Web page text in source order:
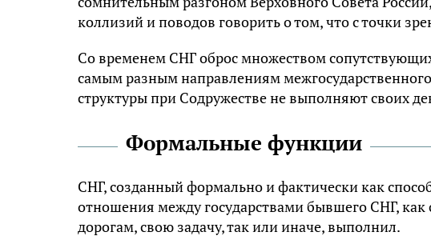
коллизий и поводов говорить о том, что с точки
Со временем СНГ оброс множеством
самым разным направлениям
структуры при Содружестве не выполняют своих
Формальные функции
СНГ, созданный формально и фактически как
отношения между государствами бывшего СНГ,
дорогам, свою задачу, так или иначе, выполнил.